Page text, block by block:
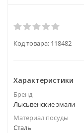
Код товара: 118482
Характеристики
Бренд
Лысьвенские эмали
Материал посуды
Сталь